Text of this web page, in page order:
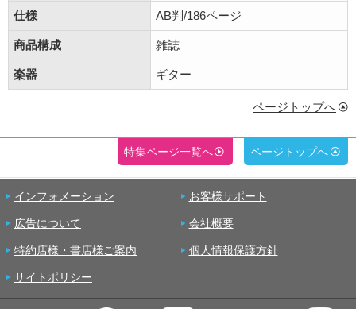
仕様 AB判/186ページ
商品構成 雑誌
楽器 ギター
ページトップへ
特集ページ一覧へ ページトップへ
インフォメーション お客様サポート
広告について 会社概要
特約店様・書店様ご案内 個人情報保護方針
サイトポリシー